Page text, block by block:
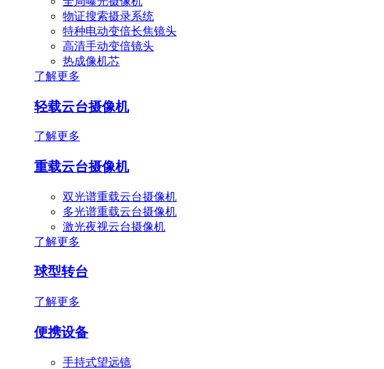
物证搜索摄录系统
特种电动变倍长焦镜头
高清手动变倍镜头
热成像机芯
了解更多
轻载云台摄像机
了解更多
重载云台摄像机
双光谱重载云台摄像机
多光谱重载云台摄像机
激光夜视云台摄像机
了解更多
球型转台
了解更多
便携设备
手持式望远镜